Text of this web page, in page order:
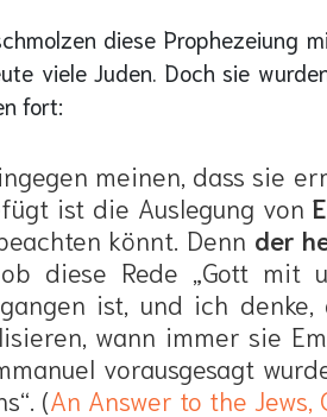
diese Prophezeiung
viele Juden. Doch sie
fort:
meinen, dass sie
ist die Auslegung von
könnt. Denn der
diese Rede „Gott mit
ist, und ich
wann immer sie
vorausgesagt
(An Answer to the Jews,